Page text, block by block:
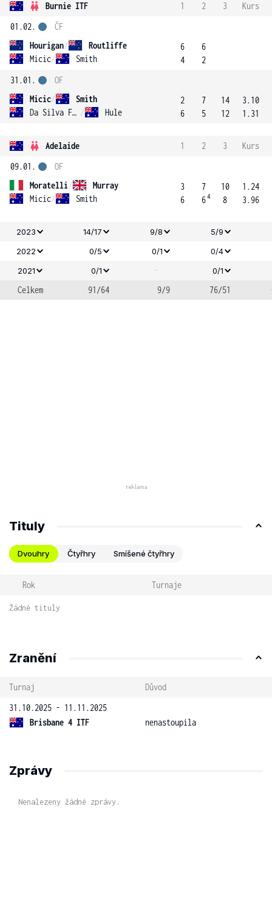
Burnie ITF 1 2 3
Kurs
01.02.
Hourigan/
Routliffe
Micic/ Smith
ČF
6
4
6
2
31.01.
Micic/
Smith
Da Silva Fick / Hule
OF
2
6
7
5
14
12
3.10
1.31
Adelaide 1 2 3
Kurs
09.01.
Moratelli/
Murray
Micic/ Smith
OF
3
6
7
64
10
8
1.24
3.96
2023 14/17 9/8
5/9
2022
0/5 0/1
0/4
2021
0/1 - 0/1
Celkem 91/64 9/9 76/51
Tituly
Dvouhry Čtyřhry Smíšené čtyřhry
Rok Turnaje
Žádné tituly
Zranění
Turnaj
Důvod
31.10.2025 - 11.11.2025
Brisbane 4 ITF
nenastoupila
Zprávy
Nenalezeny žádné zprávy.